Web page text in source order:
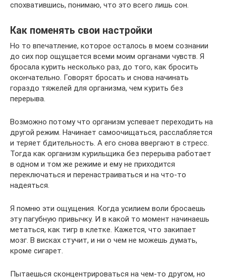
спохватившись, понимаю, что это всего лишь сон.
Как поменять свои настройки
Но то впечатление, которое осталось в моем сознании
до сих пор ощущается всеми моим органами чувств. Я
бросала курить несколько раз, до того, как бросить
окончательно. Говорят бросать и снова начинать
гораздо тяжелей для организма, чем курить без
перерыва.
Возможно потому что организм успевает переходить на
другой режим. Начинает самоочищаться, расслабляется
и теряет бдительность. А его снова ввергают в стресс.
Тогда как организм курильщика без перерыва работает
в одном и том же режиме и ему не приходится
переключаться и перенастраиваться и на что-то
надеяться.
Я помню эти ощущения. Когда усилием воли бросаешь
эту пагубную привычку. И в какой то момент начинаешь
метаться, как тигр в клетке. Кажется, что закипает
мозг. В висках стучит, и ни о чем не можешь думать,
кроме сигарет.
Пытаешься сконцентрироваться на чем-то другом, но